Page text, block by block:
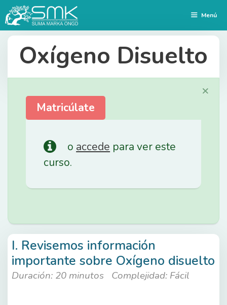
Saltar
al
contenido
Menú
Oxígeno Disuelto
Matricúlate
o accede para ver este
curso.
×
I. Revisemos información
importante sobre Oxígeno disuelto
Duración: 20 minutos Complejidad: Fácil